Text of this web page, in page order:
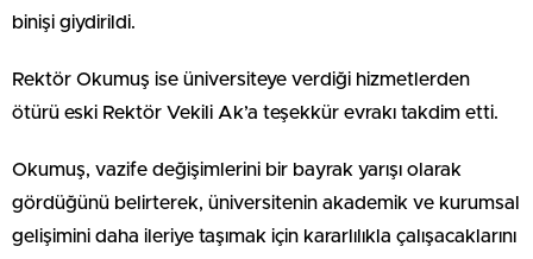
binişi giydirildi.
Rektör Okumuş ise üniversiteye verdiği hizmetlerden
ötürü eski Rektör Vekili Ak’a teşekkür evrakı takdim etti.
Okumuş, vazife değişimlerini bir bayrak yarışı olarak
gördüğünü belirterek, üniversitenin akademik ve kurumsal
gelişimini daha ileriye taşımak için kararlılıkla çalışacaklarını